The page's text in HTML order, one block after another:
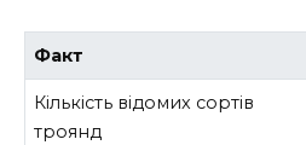
Факт
Кількість відомих сортів
троянд